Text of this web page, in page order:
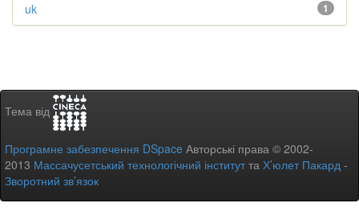
1
uk
Тема від
Програмне забезпечення DSpace Авторські права © 2002-
2013 Массачусетський технологічний інститутта Х’юлет Пакард -
Зворотний зв’язок